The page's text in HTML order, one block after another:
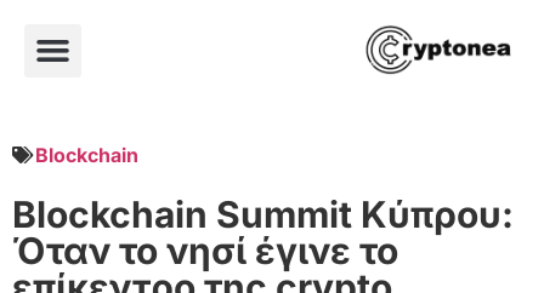
Blockchain
Blockchain Summit Κύπρου:
Όταν το νησί έγινε το